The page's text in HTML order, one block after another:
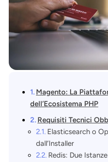
Magento: La
dell’Ecosistema PHP
Requisiti Tecnici
Elasticsearch o
dall’Installer
Redis: Due